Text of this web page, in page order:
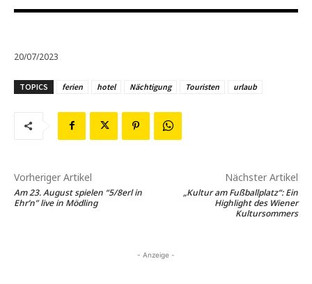
20/07/2023
TOPICS ferien hotel Nächtigung Touristen urlaub
Vorheriger Artikel
Am 23. August spielen “5/8erl in
Ehr’n” live in Mödling
Nächster Artikel
„Kultur am Fußballplatz“: Ein
Highlight des Wiener
Kultursommers
- Anzeige -